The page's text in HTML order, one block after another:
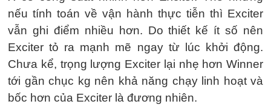
nếu tính toán về vận hành thực tiễn thì Exciter
vẫn ghi điểm nhiều hơn. Do thiết kế ít số nên
Exciter tỏ ra mạnh mẽ ngay từ lúc khởi động.
Chưa kể, trọng lượng Exciter lại nhẹ hơn Winner
tới gần chục kg nên khả năng chạy linh hoạt và
bốc hơn của Exciter là đương nhiên.